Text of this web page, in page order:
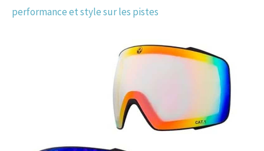
performance et style sur les pistes